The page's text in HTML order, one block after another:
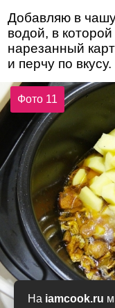
На iamcook.ru
Добавляю в
водой, в
нарезанный
и перчу по вкусу.
Фото 11